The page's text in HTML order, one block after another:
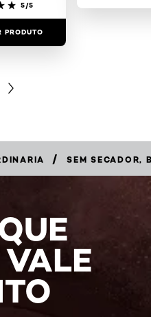
5/5
CARD
NEXT CARD
/ SEM SECADOR,